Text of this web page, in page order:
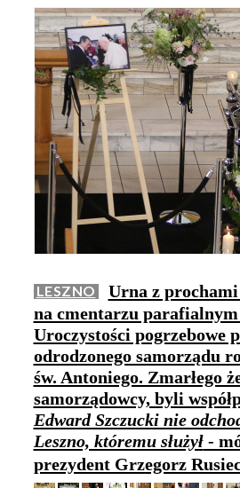
LESZNO
Urna z prochami
na cmentarzu
Uroczystości pogrzebowe
odrodzonego samorządu
św. Antoniego. Zmarłego
samorządowcy, byli
Edward Szczucki nie
Leszno, któremu służył-
prezydent Grzegorz